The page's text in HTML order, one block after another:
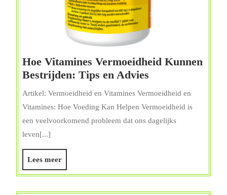
Hoe Vitamines Vermoeidheid Kunnen
Bestrijden: Tips en Advies
Vitamines
Kunnen
Bestrijden:
Artikel: Vermoeidheid en Vitamines Vermoeidheid en
Vitamines: Hoe Voeding Kan Helpen Vermoeidheid is
een veelvoorkomend probleem dat ons dagelijks
leven[...]
Lees meerLees
meer